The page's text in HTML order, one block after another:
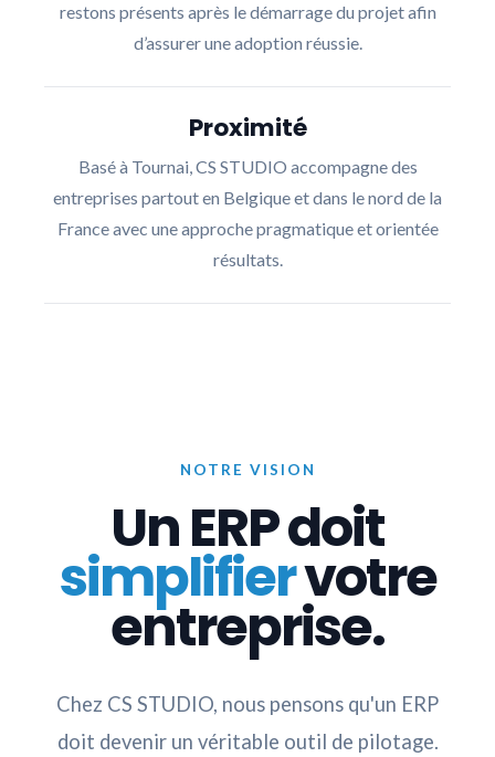
restons présents après le démarrage du projet afin
d’assurer une adoption réussie.
Proximité
Basé à Tournai, CS STUDIO accompagne des
entreprises partout en Belgique et dans le nord de la
France avec une approche pragmatique et orientée
résultats.
NOTRE VISION
Un ERP doit
simplifiervotre
entreprise.
Chez CS STUDIO, nous pensons qu'un ERP
doit devenir un véritable outil de pilotage.